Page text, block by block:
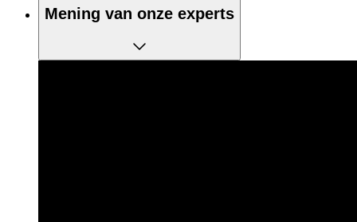
Mening van onze experts